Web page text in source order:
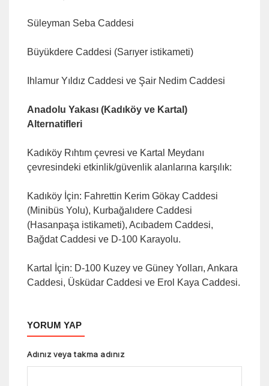
Süleyman Seba Caddesi
Büyükdere Caddesi (Sarıyer istikameti)
Ihlamur Yıldız Caddesi ve Şair Nedim Caddesi
Anadolu Yakası (Kadıköy ve Kartal)
Alternatifleri
Kadıköy Rıhtım çevresi ve Kartal Meydanı
çevresindeki etkinlik/güvenlik alanlarına karşılık:
Kadıköy İçin: Fahrettin Kerim Gökay Caddesi
(Minibüs Yolu), Kurbağalıdere Caddesi
(Hasanpaşa istikameti), Acıbadem Caddesi,
Bağdat Caddesi ve D-100 Karayolu.
Kartal İçin: D-100 Kuzey ve Güney Yolları, Ankara
Caddesi, Üsküdar Caddesi ve Erol Kaya Caddesi.
YORUM YAP
Adınız veya takma adınız